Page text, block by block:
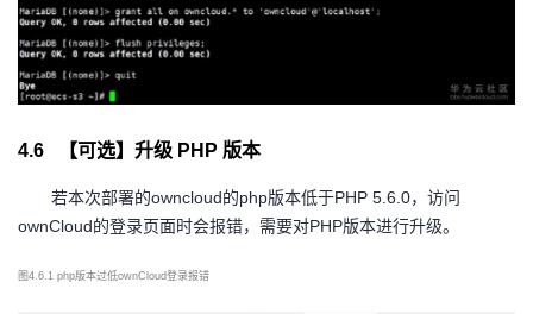
4.6 【可选】升级 PHP 版本
若本次部署的owncloud的php版本低于PHP 5.6.0，访问
ownCloud的登录页面时会报错，需要对PHP版本进行升级。
图 4.6.1 php版本过低ownCloud登录报错